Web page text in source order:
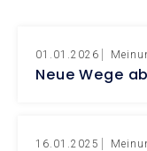
01.01.2026
Neue Wege
16.01.2025